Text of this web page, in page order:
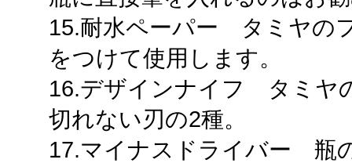
15.耐水ペーパー タミヤの
をつけて使用します。
16.デザインナイフ タミヤ
切れない刃の2種。
17.マイナスドライバー 瓶